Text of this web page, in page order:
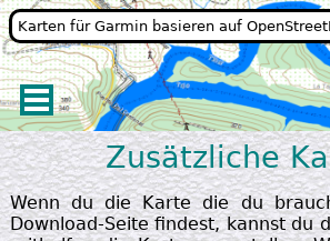
Karten für Garmin basieren auf
Zusätzliche
Wenn du die Karte die du
Download-Seite findest, kannst du